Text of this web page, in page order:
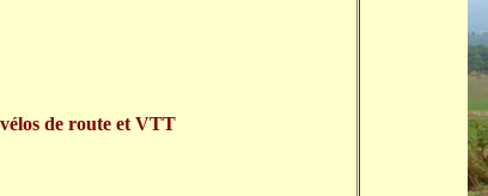
de route et VTT